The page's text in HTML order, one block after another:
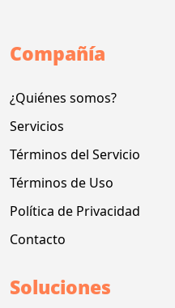
Compañía
¿Quiénes somos?
Servicios
Términos del Servicio
Términos de Uso
Política de Privacidad
Contacto
Soluciones